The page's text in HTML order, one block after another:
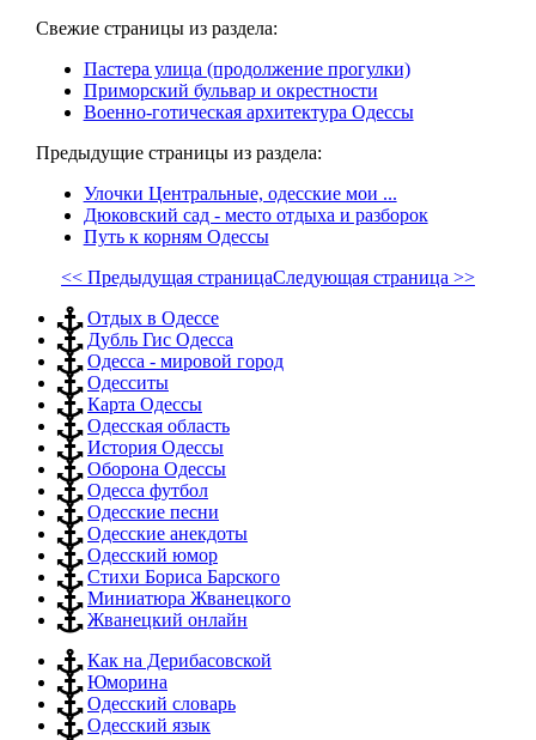
Свежие страницы из раздела:
Пастера улица (продолжение прогулки)
Приморский бульвар и окрестности
Военно-готическая архитектура Одессы
Предыдущие страницы из раздела:
Улочки Центральные, одесские мои ...
Дюковский сад - место отдыха и разборок
Путь к корням Одессы
<< Предыдущая страницаСледующая страница >>
Отдых в Одессе
Дубль Гис Одесса
Одесса - мировой город
Одесситы
Карта Одессы
Одесская область
История Одессы
Оборона Одессы
Одесса футбол
Одесские песни
Одесские анекдоты
Одесский юмор
Стихи Бориса Барского
Миниатюра Жванецкого
Жванецкий онлайн
Как на Дерибасовской
Юморина
Одесский словарь
Одесский язык